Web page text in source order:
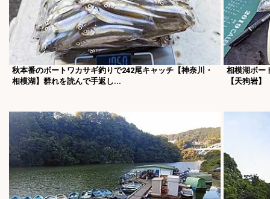
秋本番のボートワカサギ釣りで242尾キャッチ【神奈川・
相模湖】群れを読んで手返し...
相模湖ボー
【天狗岩】